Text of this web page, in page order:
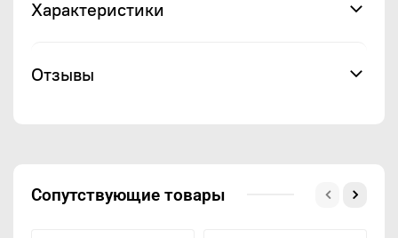
Характеристики
Отзывы
Сопутствующие товары